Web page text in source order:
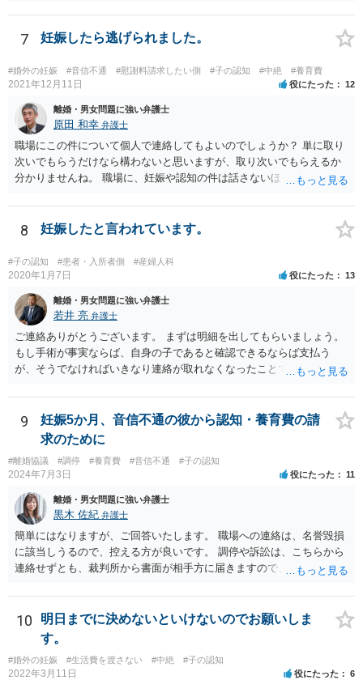
7 妊娠したら逃げられました。
#婚外の妊娠 #音信不通 #慰謝料請求したい側 #子の認知 #中絶 #養育費
2021年12月11日 役にたった 12
離婚・男女問題に強い弁護士
原田 和幸 弁護士
職場にこの件について個人で連絡してもよいのでしょうか？ 単に取り
次いでもらうだけなら構わないと思いますが、取り次いでもらえるか
分かりませんね。 職場に、妊娠や認知の件は話さないほうがよいと思
難しいと思われれば、弁護士に入ってもらうことも検討されてくださ
い。 一度、お近くの弁護士に相談されてみてもよいと思います。
8 妊娠したと言われています。
#子の認知 #患者・入所者側 #産婦人科
2020年1月7日 役にたった 13
離婚・男女問題に強い弁護士
若井 亮 弁護士
ご連絡ありがとうございます。 まずは明細を出してもらいましょう。
もし手術が事実ならば、自身の子であると確認できるならば支払う
が、そうでなければいきなり連絡が取れなくなったことで不信感もあ
してはいかがでしょうか。 代理人となる場合ですが、事務所ごとにま
ちまちです。 弊所の場合、交渉をお受けするとなると20万円くらいが
多いかと思います。
9
妊娠5か月、音信不通の彼から認知・養育費の請
求のために
#離婚協議 #調停 #養育費 #音信不通 #子の認知
2024年7月3日 役にたった 11
離婚・男女問題に強い弁護士
黒木 佐紀 弁護士
簡単にはなりますが、ご回答いたします。 職場への連絡は、名誉毀損
に該当しうるので、控える方が良いです。 調停や訴訟は、こちらから
連絡せずとも、裁判所から書面が相手方に届きますので、連絡不要で
いのであれば、調停や訴訟をするしかないかと思います。
10
明日までに決めないといけないのでお願いしま
す。
#婚外の妊娠 #生活費を渡さない #中絶 #子の認知
2022年3月11日 役にたった 6